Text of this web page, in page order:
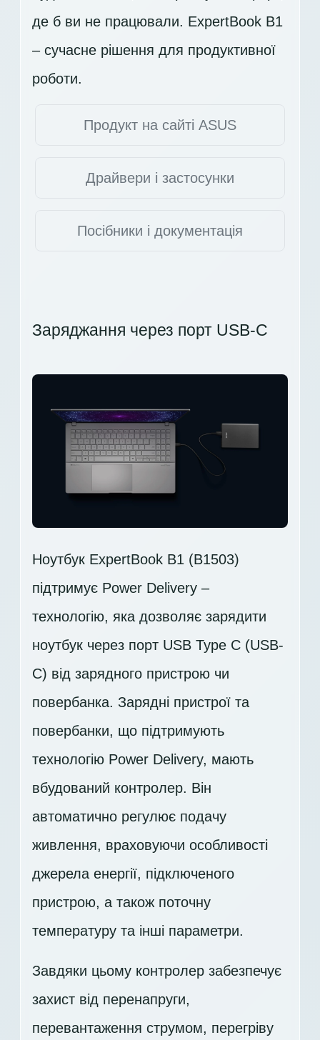
де б ви не працювали. ExpertBook B1
– сучасне рішення для продуктивної
роботи.
Продукт на сайті ASUS
Драйвери і застосунки
Посібники і документація
Заряджання через порт USB-C
Ноутбук ExpertBook B1 (B1503)
підтримує Power Delivery –
технологію, яка дозволяє зарядити
ноутбук через порт USB Type C (USB-
C) від зарядного пристрою чи
повербанка. Зарядні пристрої та
повербанки, що підтримують
технологію Power Delivery, мають
вбудований контролер. Він
автоматично регулює подачу
живлення, враховуючи особливості
джерела енергії, підключеного
пристрою, а також поточну
температуру та інші параметри.
Завдяки цьому контролер забезпечує
захист від перенапруги,
перевантаження струмом, перегріву